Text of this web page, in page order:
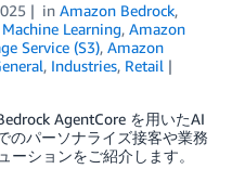
in Amazon Bedrock,
Learning, Amazon
Service (S3), Amazon
, Industries, Retail
AgentCore を用いたAI
のパーソナライズ接客や業務
ーションをご紹介します。